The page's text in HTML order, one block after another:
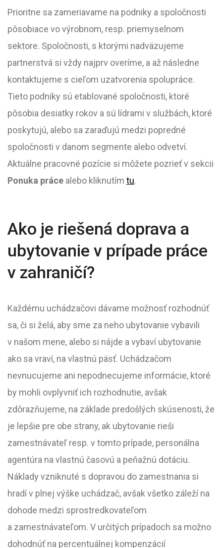
Prioritne sa zameriavame na podniky a spoločnosti
pôsobiace vo výrobnom, resp. priemyselnom
sektore. Spoločnosti, s ktorými nadväzujeme
partnerstvá si vždy najprv overíme, a až následne
kontaktujeme s cieľom uzatvorenia spolupráce.
Tieto podniky sú etablované spoločnosti, ktoré
pôsobia desiatky rokov a sú lídrami v službách, ktoré
poskytujú, alebo sa zaraďujú medzi popredné
spoločnosti v danom segmente alebo odvetví.
Aktuálne pracovné pozície si môžete pozrieť v sekcii
Ponuka práce alebo kliknutím tu.
Ako je riešená doprava a
ubytovanie v prípade práce
v zahraničí?
Každému uchádzačovi dávame možnosť rozhodnúť
sa, či si želá, aby sme za neho ubytovanie vybavili
v našom mene, alebo si nájde a vybaví ubytovanie
ako sa vraví, na vlastnú päsť. Uchádzačom
nevnucujeme ani nepodnecujeme informácie, ktoré
by mohli ovplyvniť ich rozhodnutie, avšak
zdôrazňujeme, na základe predošlých skúsenosti, že
je lepšie pre obe strany, ak ubytovanie rieši
zamestnávateľ resp. v tomto prípade, personálna
agentúra na vlastnú časovú a peňažnú dotáciu.
Náklady vzniknuté s dopravou do zamestnania si
hradí v plnej výške uchádzač, avšak všetko záleží na
dohode medzi sprostredkovateľom
a zamestnávateľom. V určitých prípadoch sa možno
dohodnúť na percentuálnej kompenzácií